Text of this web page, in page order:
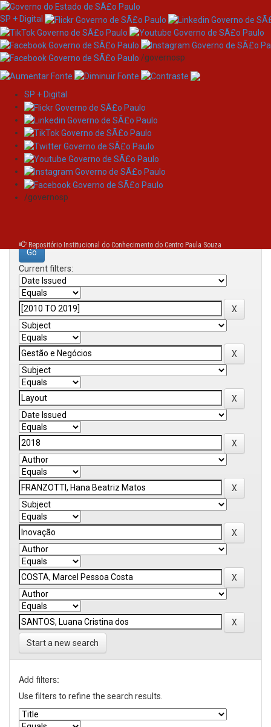
Skip
navigation
SP + Digital
/governosp
SP + Digital
/governosp
Repositório Institucional do Conhecimento do Centro Paula Souza
Search
Search:
Current filters:
Start a new search
Add filters:
Use filters to refine the search results.